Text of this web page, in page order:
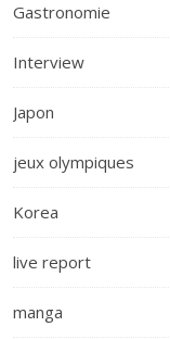
Gastronomie
Interview
Japon
jeux olympiques
Korea
live report
manga